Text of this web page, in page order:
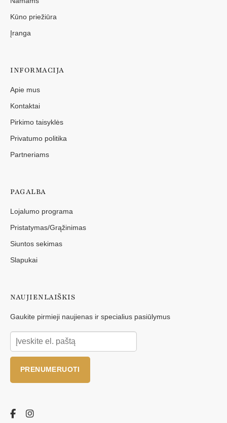
Kūno priežiūra
Įranga
INFORMACIJA
Apie mus
Kontaktai
Pirkimo taisyklės
Privatumo politika
Partneriams
PAGALBA
Lojalumo programa
Pristatymas/Grąžinimas
Siuntos sekimas
Slapukai
NAUJIENLAIŠKIS
Gaukite pirmieji naujienas ir specialius pasiūlymus
PRENUMERUOTI